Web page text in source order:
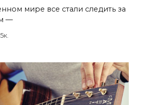
мире все стали следить за
—